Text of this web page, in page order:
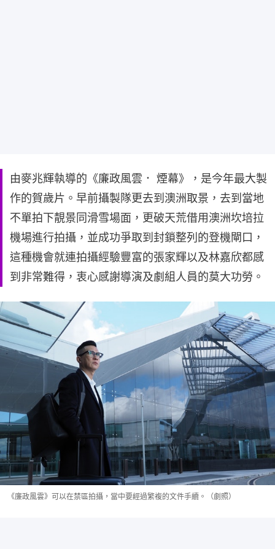
由麥兆輝執導的《廉政風雲． 煙幕》，是今年最大製
作的賀歲片。早前攝製隊更去到澳洲取景，去到當地
不單拍下靚景同滑雪場面，更破天荒借用澳洲坎培拉
機場進行拍攝，並成功爭取到封鎖整列的登機閘口，
這種機會就連拍攝經驗豐富的張家輝以及林嘉欣都感
到非常難得，衷心感謝導演及劇組人員的莫大功勞。
《廉政風雲》可以在禁區拍攝，當中要經過繁複的文件手續。（劇照）